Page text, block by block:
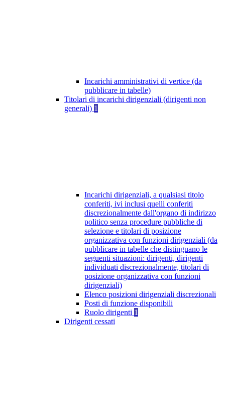
Incarichi amministrativi di vertice (da
pubblicare in tabelle)
Titolari di incarichi dirigenziali (dirigenti non
generali) 1
Incarichi dirigenziali, a qualsiasi titolo
conferiti, ivi inclusi quelli conferiti
discrezionalmente dall'organo di indirizzo
politico senza procedure pubbliche di
selezione e titolari di posizione
organizzativa con funzioni dirigenziali (da
pubblicare in tabelle che distinguano le
seguenti situazioni: dirigenti, dirigenti
individuati discrezionalmente, titolari di
posizione organizzativa con funzioni
dirigenziali)
Elenco posizioni dirigenziali discrezionali
Posti di funzione disponibili
Ruolo dirigenti 1
Dirigenti cessati